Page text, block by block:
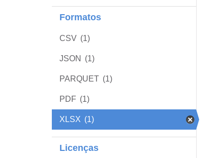
Formatos
CSV (1)
JSON (1)
PARQUET (1)
PDF (1)
XLSX (1)
Licenças